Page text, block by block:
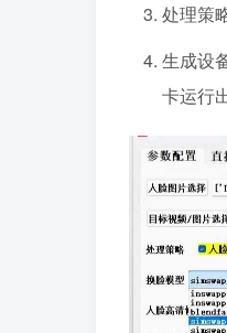
处理策
生成设
卡运行